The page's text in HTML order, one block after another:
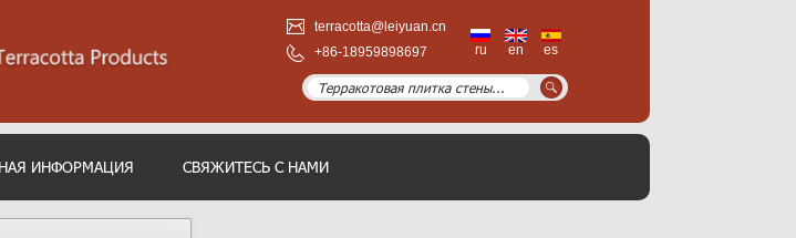
terracotta@leiyuan.cn
+86-18959898697
ru en es
ИНФОРМАЦИЯ СВЯЖИТЕСЬ С НАМИ